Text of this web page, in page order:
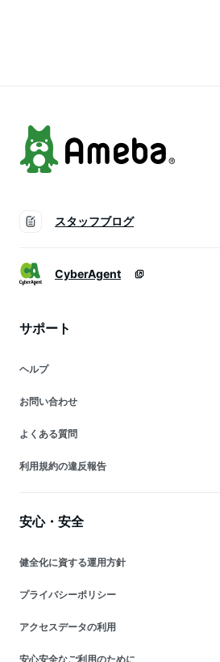
スタッフブログ
CyberAgent
サポート
ヘルプ
お問い合わせ
よくある質問
利用規約の違反報告
安心・安全
健全化に資する運用方針
プライバシーポリシー
アクセスデータの利用
安心安全なご利用のために